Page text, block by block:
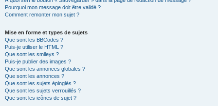
Pourquoi mon message doit être validé ?
Comment remonter mon sujet ?
Mise en forme et types de sujets
Que sont les BBCodes ?
Puis-je utiliser le HTML ?
Que sont les smileys ?
Puis-je publier des images ?
Que sont les annonces globales ?
Que sont les annonces ?
Que sont les sujets épinglés ?
Que sont les sujets verrouillés ?
Que sont les icônes de sujet ?